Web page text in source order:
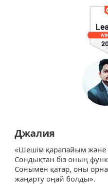
Джалия
«Шешім қарапайым және
Сондықтан біз оның
Сонымен қатар, оны
жаңарту оңай болды».